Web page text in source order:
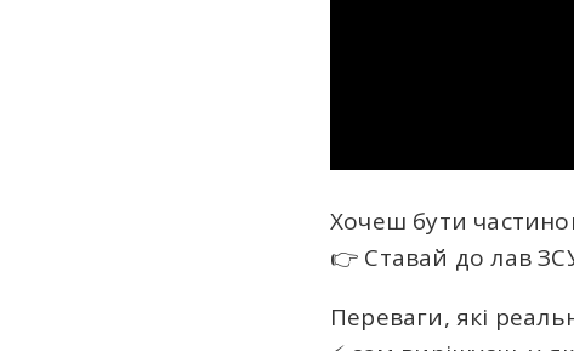
Хочеш бути
👉 Ставай до лав
Переваги, які